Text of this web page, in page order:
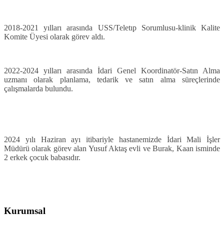
2018-2021 yılları arasında USS/Teletıp Sorumlusu-klinik Kalite
Komite Üyesi olarak görev aldı.
2022-2024 yılları arasında İdari Genel Koordinatör-Satın Alma
uzmanı olarak planlama, tedarik ve satın alma süreçlerinde
çalışmalarda bulundu.
2024 yılı Haziran ayı itibariyle hastanemizde İdari Mali İşler
Müdürü olarak görev alan Yusuf Aktaş evli ve Burak, Kaan isminde
2 erkek çocuk babasıdır.
Kurumsal